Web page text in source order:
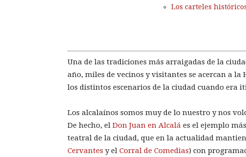
Los carteles
Una de las tradiciones más arraigadas de la
año, miles de vecinos y visitantes se acercan a la
los distintos escenarios de la ciudad cuando era
Los alcalaínos somos muy de lo nuestro y nos
De hecho, el Don Juan en Alcalá es el ejemplo
teatral de la ciudad, que en la actualidad
Cervantes y el Corral de Comedias) con